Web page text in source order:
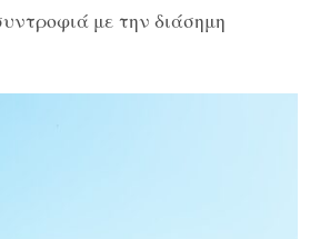
με την διάσημη